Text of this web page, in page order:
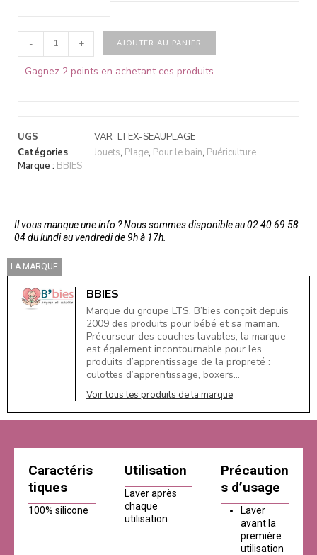
- + AJOUTER AU PANIER
Gagnez 2 points en achetant ces produits
UGS
VAR_LTEX-SEAUPLAGE
Catégories
Jouets, Plage, Pour le bain, Puériculture
Marque : BBIES
Il vous manque une info ? Nous sommes disponible au 02 40 69 58
04 du lundi au vendredi de 9h à 17h.
LA MARQUE
BBIES
Marque du groupe LTS, B’bies conçoit depuis
2009 des produits pour bébé et sa maman.
Précurseur des couches lavables, la marque
est également incontournable pour les
produits d’apprentissage de la propreté :
culottes d’apprentissage, boxers…
Voir tous les produits de la marque
Caractéris
tiques
100% silicone
Utilisation
Laver après
chaque
utilisation
Précaution
s d’usage
Laver
avant la
première
utilisation